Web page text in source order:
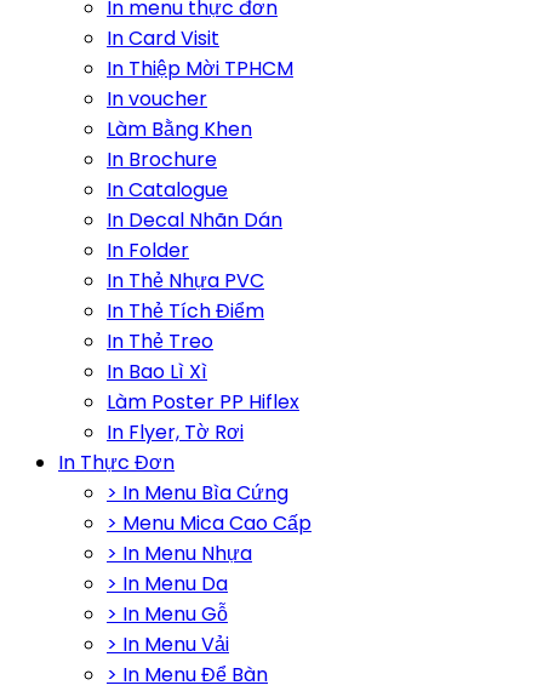
In menu thực đơn
In Card Visit
In Thiệp Mời TPHCM
In voucher
Làm Bằng Khen
In Brochure
In Catalogue
In Decal Nhãn Dán
In Folder
In Thẻ Nhựa PVC
In Thẻ Tích Điểm
In Thẻ Treo
In Bao Lì Xì
Làm Poster PP Hiflex
In Flyer, Tờ Rơi
In Thực Đơn
> In Menu Bìa Cứng
> Menu Mica Cao Cấp
> In Menu Nhựa
> In Menu Da
> In Menu Gỗ
> In Menu Vải
> In Menu Để Bàn